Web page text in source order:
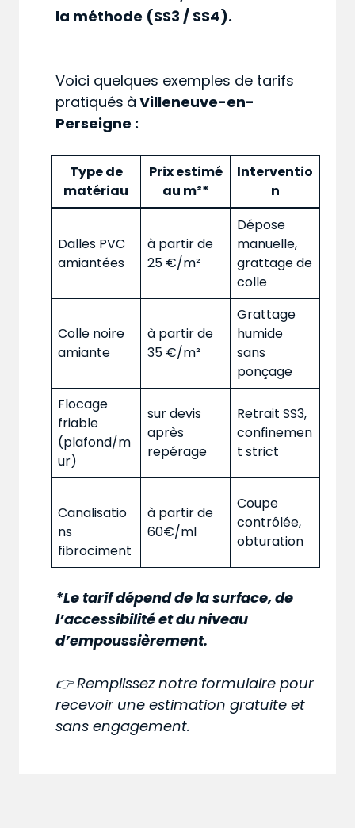
la méthode (SS3 / SS4).
Voici quelques exemples de tarifs
pratiqués à Villeneuve-en-
Perseigne :
Type de
matériau
Prix estimé
au m²*
Interventio
n
Dalles PVC
amiantées
à partir de
25 €/m²
Dépose
manuelle,
grattage de
colle
Colle noire
amiante
à partir de
35 €/m²
Grattage
humide
sans
ponçage
Flocage
friable
(plafond/m
ur)
sur devis
après
repérage
Retrait SS3,
confinemen
t strict
Canalisatio
ns
fibrociment
à partir de
60€/ml
Coupe
contrôlée,
obturation
*Le tarif dépend de la surface, de
l’accessibilité et du niveau
d’empoussièrement.
👉 Remplissez notre formulaire pour
recevoir une estimation gratuite et
sans engagement.